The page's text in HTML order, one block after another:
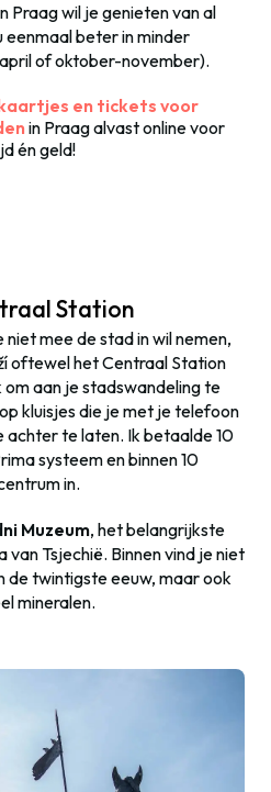
Praag wil je genieten van al
eenmaal beter in minder
of oktober-november).
en tickets voor
in Praag alvast online voor
én geld!
Station
mee de stad in wil nemen,
oftewel het Centraal Station
aan je stadswandeling te
kluisjes die je met je telefoon
achter te laten. Ik betaalde 10
systeem en binnen 10
in.
Muzeum, het belangrijkste
Tsjechië. Binnen vind je niet
de twintigste eeuw, maar ook
mineralen.